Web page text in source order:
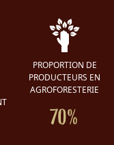
PROPORTION DE
PRODUCTEURS EN
AGROFORESTERIE
70%